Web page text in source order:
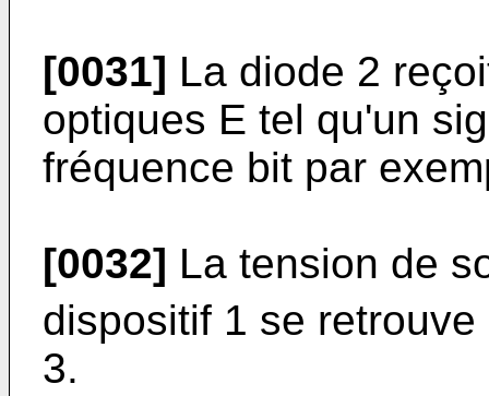
[0031] La diode 2
optiques E tel qu'un
fréquence bit par
[0032] La tension de
dispositif 1 se
3.